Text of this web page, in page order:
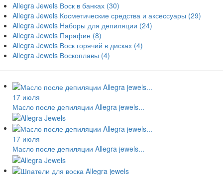
Allegra Jewels Воск в банках (30)
Allegra Jewels Косметические средства и аксессуары (29)
Allegra Jewels Наборы для депиляции (24)
Allegra Jewels Парафин (8)
Allegra Jewels Воск горячий в дисках (4)
Allegra Jewels Воскоплавы (4)
17 июля
Масло после депиляции Allegra jewels...
17 июля
Масло после депиляции Allegra jewels...